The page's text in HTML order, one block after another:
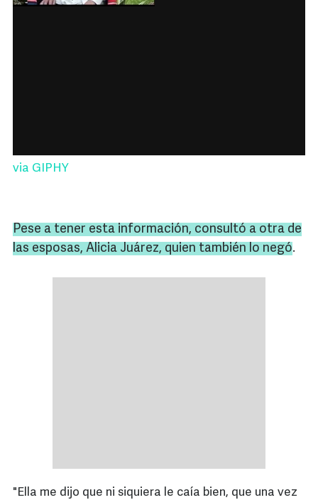
via GIPHY
Pese a tener esta información, consultó a otra de
las esposas, Alicia Juárez, quien también lo negó.
"Ella me dijo que ni siquiera le caía bien, que una vez